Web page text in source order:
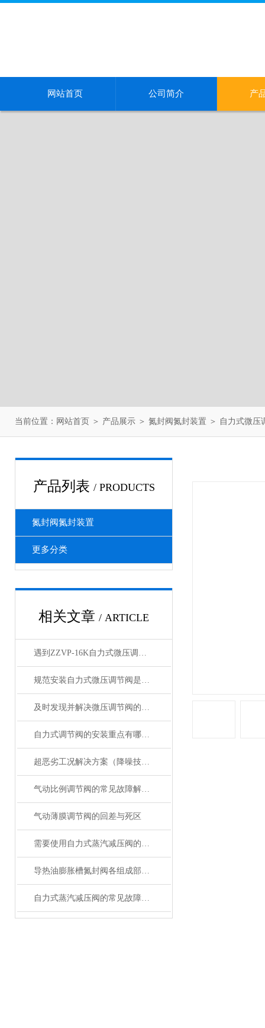
网站首页 公司简介 产
当前位置： 网站首页 ＞ 产品展示 ＞ 氮封阀氮封装置 ＞ 自力式微压
产品列表 / PRODUCTS
氮封阀氮封装置
更多分类
相关文章 / ARTICLE
遇到ZZVP-16K自力式微压调节阀故障别慌！对应解决方法大放送！
规范安装自力式微压调节阀是保障系统长期稳定运行的关键
及时发现并解决微压调节阀的故障很重要
自力式调节阀的安装重点有哪些？
超恶劣工况解决方案（降噪技术）
气动比例调节阀的常见故障解决方法介绍
气动薄膜调节阀的回差与死区
需要使用自力式蒸汽减压阀的原因分析
导热油膨胀槽氮封阀各组成部件特点的详细介绍
自力式蒸汽减压阀的常见故障相应解决方案分享